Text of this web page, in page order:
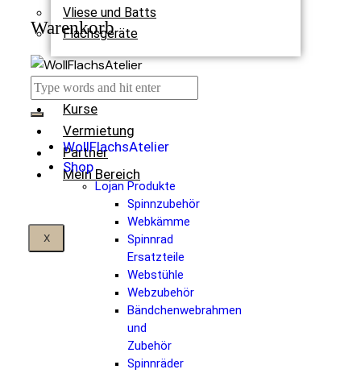
Vliese und Batts
Flachsgeräte
Termine
Kurse
Vermietung
Partner
Mein Bereich
X
Warenkorb
WollFlachsAtelier
Shop
Lojan Produkte
Spinnzubehör
Webkämme
Spinnrad
Ersatzteile
Webstühle
Webzubehör
Bändchenwebrahmen
und
Zubehör
Spinnräder